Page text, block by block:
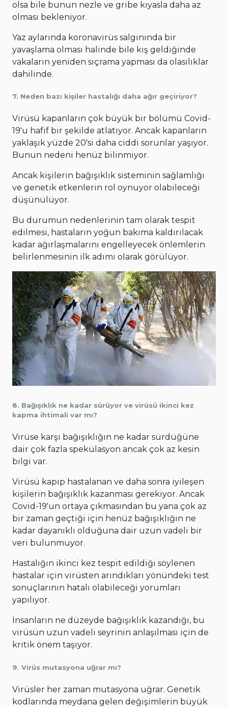
olsa bile bunun nezle ve gribe kıyasla daha az
olması bekleniyor.
Yaz aylarında koronavirüs salgınında bir
yavaşlama olması halinde bile kış geldiğinde
vakaların yeniden sıçrama yapması da olasılıklar
dahilinde.
7. Neden bazı kişiler hastalığı daha ağır geçiriyor?
Virüsü kapanların çok büyük bir bölümü Covid-
19'u hafif bir şekilde atlatıyor. Ancak kapanların
yaklaşık yüzde 20'si daha ciddi sorunlar yaşıyor.
Bunun nedeni henüz bilinmiyor.
Ancak kişilerin bağışıklık sisteminin sağlamlığı
ve genetik etkenlerin rol oynuyor olabileceği
düşünülüyor.
Bu durumun nedenlerinin tam olarak tespit
edilmesi, hastaların yoğun bakıma kaldırılacak
kadar ağırlaşmalarını engelleyecek önlemlerin
belirlenmesinin ilk adımı olarak görülüyor.
8. Bağışıklık ne kadar sürüyor ve virüsü ikinci kez
kapma ihtimali var mı?
Virüse karşı bağışıklığın ne kadar sürdüğüne
dair çok fazla spekülasyon ancak çok az kesin
bilgi var.
Virüsü kapıp hastalanan ve daha sonra iyileşen
kişilerin bağışıklık kazanması gerekiyor. Ancak
Covid-19'un ortaya çıkmasından bu yana çok az
bir zaman geçtiği için henüz bağışıklığın ne
kadar dayanıklı olduğuna dair uzun vadeli bir
veri bulunmuyor.
Hastalığın ikinci kez tespit edildiği söylenen
hastalar için virüsten arındıkları yönündeki test
sonuçlarının hatalı olabileceği yorumları
yapılıyor.
İnsanların ne düzeyde bağışıklık kazandığı, bu
virüsün uzun vadeli seyrinin anlaşılması için de
kritik önem taşıyor.
9. Virüs mutasyona uğrar mı?
Virüsler her zaman mutasyona uğrar. Genetik
kodlarında meydana gelen değişimlerin büyük